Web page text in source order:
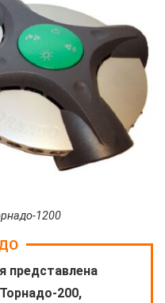
1200
представлена
200,